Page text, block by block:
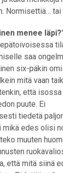
Normisettiä…
menee
epätoivoisessa
saa
six-päkin
mitä vaan
että
puute. Ei
tiedetä
mikä edes olisi
muuten
että mitä siinä